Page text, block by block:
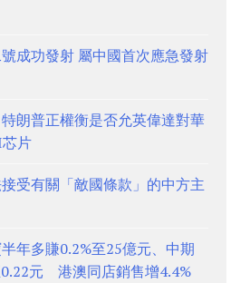
成功發射 屬中國首次應急發射
朗普正權衡是否允英偉達對華
片
受有關「敵國條款」的中方主
年多賺0.2%至25億元、中期
元 港澳同店銷售增4.4%